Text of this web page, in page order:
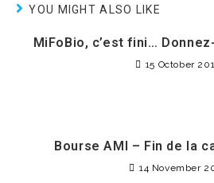
YOU MIGHT ALSO LIKE
MiFoBio, c’est fini…
15 October
Bourse AMI – Fin de la
14 November